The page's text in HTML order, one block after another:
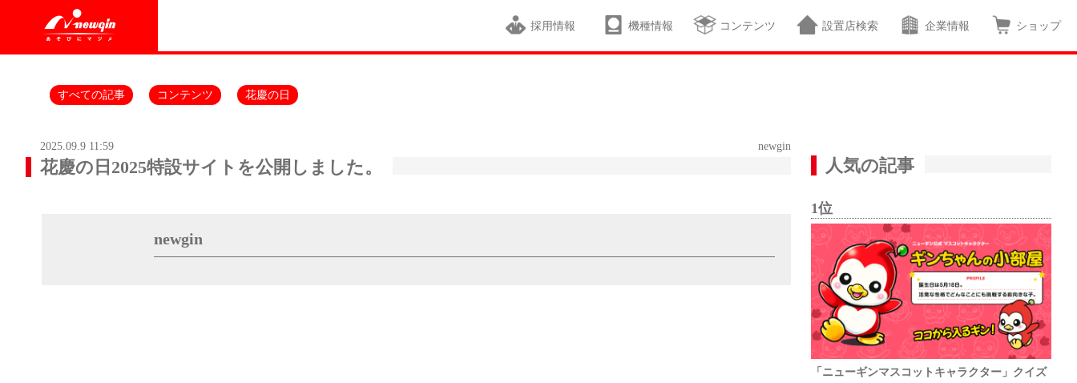
採用情報 機種情報 コンテンツ 設置店検索 企業情報 ショップ
すべての記事 コンテンツ 花慶の日
2025.09.9 11:59 newgin
花慶の日2025特設サイトを公開しました。
newgin
人気の記事
1位
「ニューギンマスコットキャラクター」クイズ